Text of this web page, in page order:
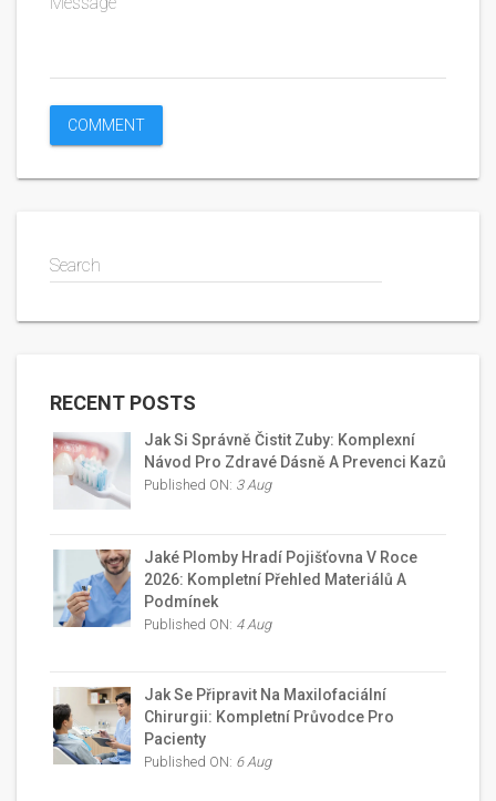
Search
RECENT POSTS
Jak Si Správně Čistit Zuby: Komplexní
Návod Pro Zdravé Dásně A Prevenci Kazů
Published ON: 3 Aug
Jaké Plomby Hradí Pojišťovna V Roce
2026: Kompletní Přehled Materiálů A
Podmínek
Published ON: 4 Aug
Jak Se Připravit Na Maxilofaciální
Chirurgii: Kompletní Průvodce Pro
Pacienty
Published ON: 6 Aug